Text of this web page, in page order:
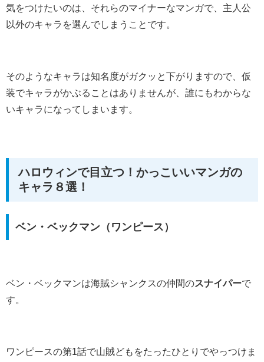
気をつけたいのは、それらのマイナーなマンガで、主人公
以外のキャラを選んでしまうことです。
そのようなキャラは知名度がガクッと下がりますので、仮
装でキャラがかぶることはありませんが、誰にもわからな
いキャラになってしまいます。
ハロウィンで目立つ！かっこいいマンガの
キャラ８選！
ベン・ベックマン（ワンピース）
ベン・ベックマンは海賊シャンクスの仲間のスナイパーで
す。
ワンピースの第1話で山賊どもをたったひとりでやっつけま